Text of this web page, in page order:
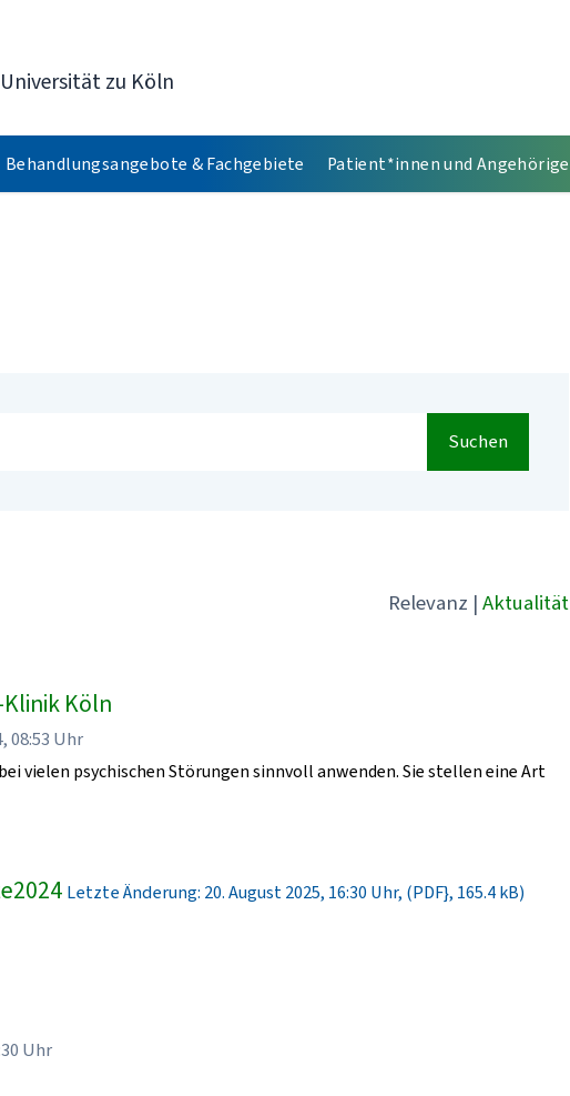
zu Köln
Behandlungsangebote & Fachgebiete Patient*innen und Angehörige
Suchen
Relevanz | Aktualität
Klinik Köln
08:53 Uhr
vielen psychischen Störungen sinnvoll anwenden. Sie stellen eine Art
Letzte Änderung: 20. August 2025, 16:30 Uhr, (PDF}, 165.4 kB)
Uhr